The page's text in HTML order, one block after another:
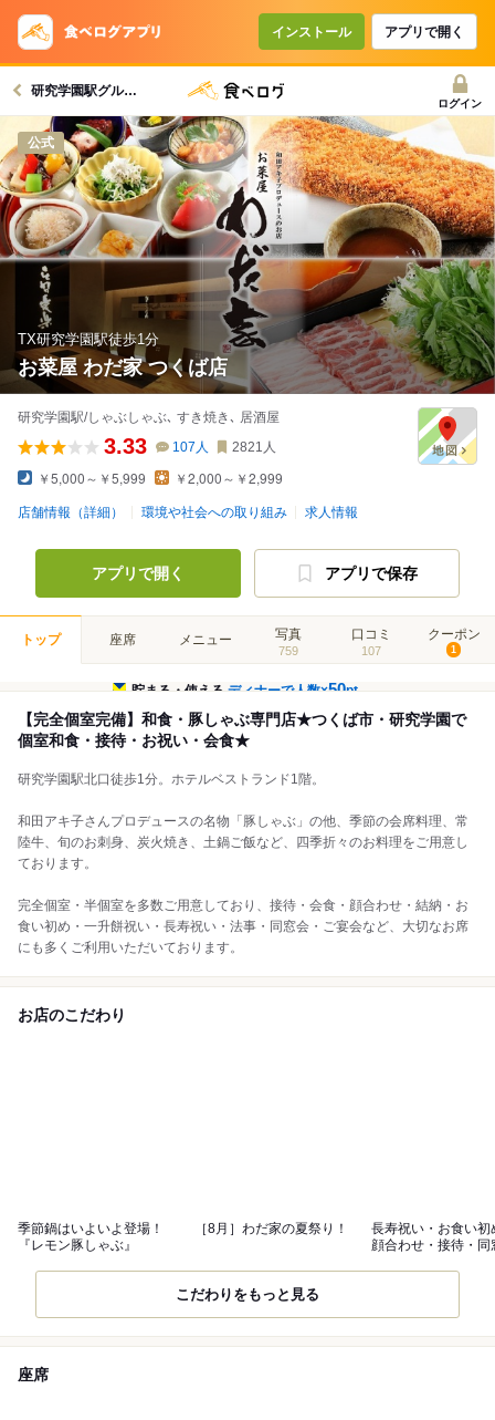
インストール アプリで開く
研究学園駅グルメへ
ログイン
公式
TX研究学園駅徒歩1分
お菜屋 わだ家 つくば店
研究学園駅/しゃぶしゃぶ､ すき焼き､ 居酒屋
3.33 107 人 2821 人
￥5,000～￥5,999 ￥2,000～￥2,999
店舗情報（詳細） 環境や社会への取り組み 求人情報
アプリで開く アプリで保存
トップ 座席 メニュー 写真
759
口コミ
107
クーポン
1
貯まる・使えるディナーで人数×50pt
【完全個室完備】和食・豚しゃぶ専門店★つくば市・研究学園で
個室和食・接待・お祝い・会食★
研究学園駅北口徒歩1分。ホテルベストランド1階。
和田アキ子さんプロデュースの名物「豚しゃぶ」の他、季節の会席料理、常
陸牛、旬のお刺身、炭火焼き、土鍋ご飯など、四季折々のお料理をご用意し
ております。
完全個室・半個室を多数ご用意しており、接待・会食・顔合わせ・結納・お
食い初め・一升餅祝い・長寿祝い・法事・同窓会・ご宴会など、大切なお席
にも多くご利用いただいております。
お店のこだわり
季節鍋はいよいよ登場！
『レモン豚しゃぶ』
［8月］わだ家の夏祭り！
長寿祝い・お食い初
顔合わせ・接待・同
こだわりをもっと見る
座席
コースで使えるクーポン
戻る
クーポンを利用せず予約する